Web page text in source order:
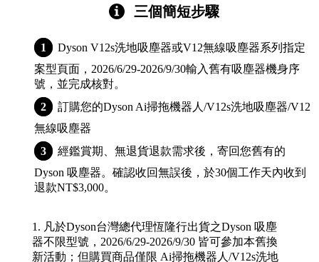
三個簡短步驟
Dyson V12s洗地吸塵器或V12無線吸塵器系列指定
案型頁面，2026/6/29-2026/9/30輸入舊有吸塵器機身序
號，並完成核對。
訂購您的Dyson Ai掃拖機器人/V12s洗地吸塵器/V12
無線吸塵器
經鑑賞期、無退貨退款需求後，寄回您舊有的
Dyson 吸塵器。確認收回無誤後，於30個工作天內收到
退款NT$3,000。
1. 凡於Dyson台灣總代理恆隆行出貨之Dyson 吸塵
器不限型號，2026/6/29-2026/9/30 皆可參加本舊換
新活動；但購買商品僅限 Ai掃拖機器人/V12s洗地